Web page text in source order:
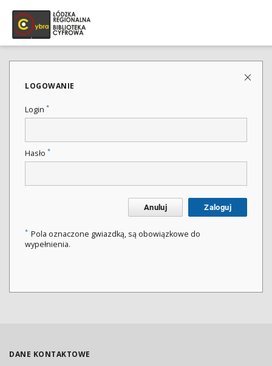
LOGOWANIE
Login *
Hasło *
Anuluj Zaloguj
* Pola oznaczone gwiazdką, są obowiązkowe do
wypełnienia.
DANE KONTAKTOWE